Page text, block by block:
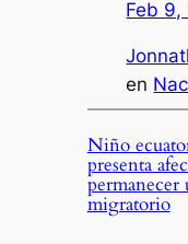
Feb 9,
en
Niño
presenta
permanecer
migratorio